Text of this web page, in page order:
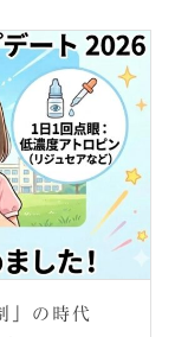
」の時代